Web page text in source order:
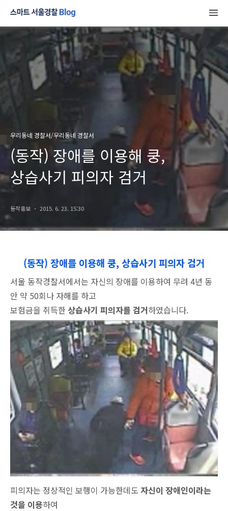
우리동네 경찰서/우리동네 경찰서
(동작) 장애를 이용해 쿵,
상습사기 피의자 검거
동작홍보 2015. 6. 23. 15:30
(동작) 장애를 이용해 쿵, 상습사기 피의자 검거
서울 동작경찰서에서는 자신의 장애를 이용하여 무려 4년 동
안 약 50회나 자해를 하고
보험금을 취득한 상습사기 피의자를 검거하였습니다.
피의자는 정상적인 보행이 가능한데도 자신이 장애인이라는
것을 이용하여